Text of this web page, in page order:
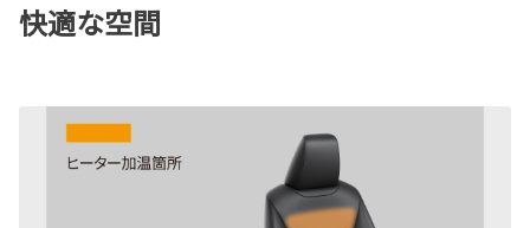
快適な空間